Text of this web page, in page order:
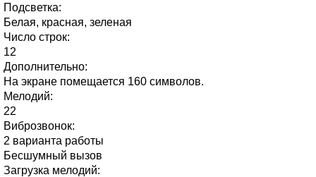
Подсветка:
Белая, красная, зеленая
Число строк:
12
Дополнительно:
На экране помещается 160 символов.
Мелодий:
22
Виброзвонок:
2 варианта работы
Бесшумный вызов
Загрузка мелодий: